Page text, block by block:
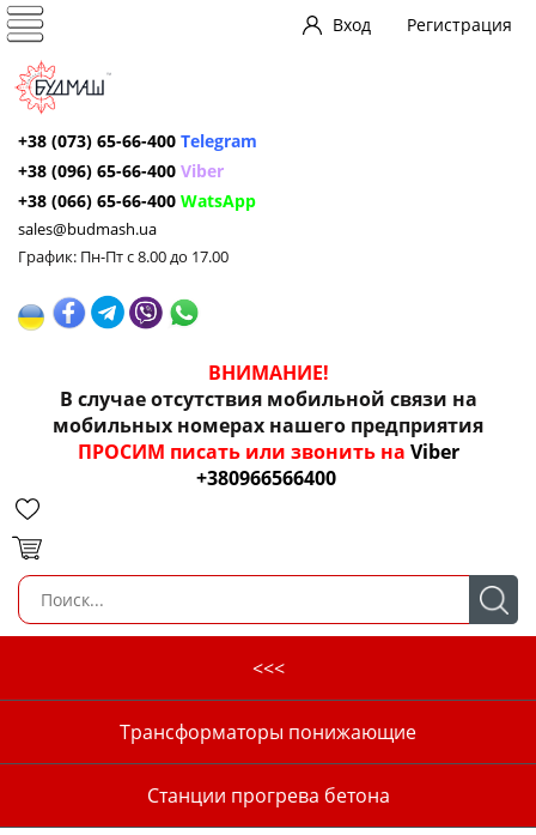
Вход Регистрация
+38 (073) 65-66-400 Telegram
+38 (096) 65-66-400 Viber
+38 (066) 65-66-400 WatsApp
sales@budmash.ua
График: Пн-Пт с 8.00 до 17.00
ВНИМАНИЕ!
В случае отсутствия мобильной связи на
мобильных номерах нашего предприятия
ПРОСИМ писать или звонить на Viber
+380966566400
<<<
Трансформаторы понижающие
Станции прогрева бетона